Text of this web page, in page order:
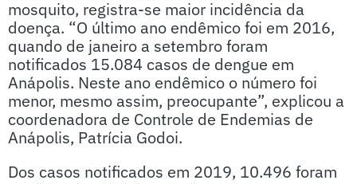
mosquito, registra-se maior incidência da
doença. “O último ano endêmico foi em 2016,
quando de janeiro a setembro foram
notificados 15.084 casos de dengue em
Anápolis. Neste ano endêmico o número foi
menor, mesmo assim, preocupante”, explicou a
coordenadora de Controle de Endemias de
Anápolis, Patrícia Godoi.
Dos casos notificados em 2019, 10.496 foram